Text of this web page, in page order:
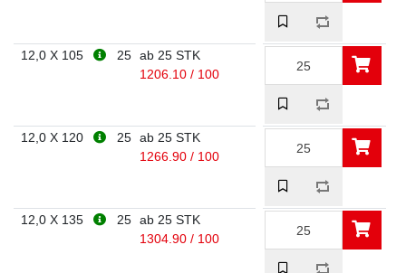
12,0 X 105 25 ab 25 STK
1206.10 / 100
12,0 X 120 25 ab 25 STK
1266.90 / 100
12,0 X 135 25 ab 25 STK
1304.90 / 100